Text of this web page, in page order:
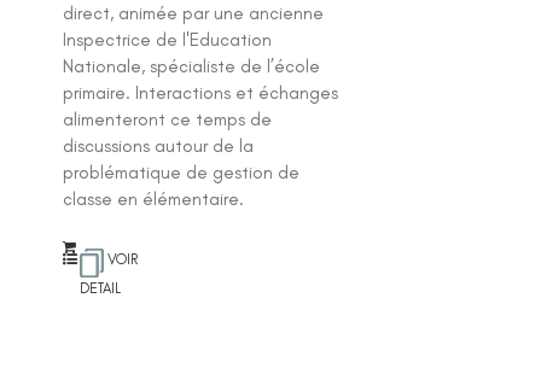
direct, animée par une ancienne
Inspectrice de l'Education
Nationale, spécialiste de l’école
primaire. Interactions et échanges
alimenteront ce temps de
discussions autour de la
problématique de gestion de
classe en élémentaire.
VOIR
DETAIL